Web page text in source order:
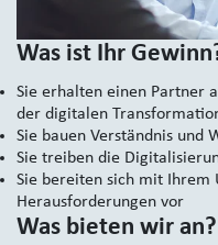
Was ist Ihr
Sie erhalten einen Partner
der digitalen
Sie bauen Verständnis und
Sie treiben die
Sie bereiten sich mit Ihrem
Herausforderungen vor
Was bieten wir an?